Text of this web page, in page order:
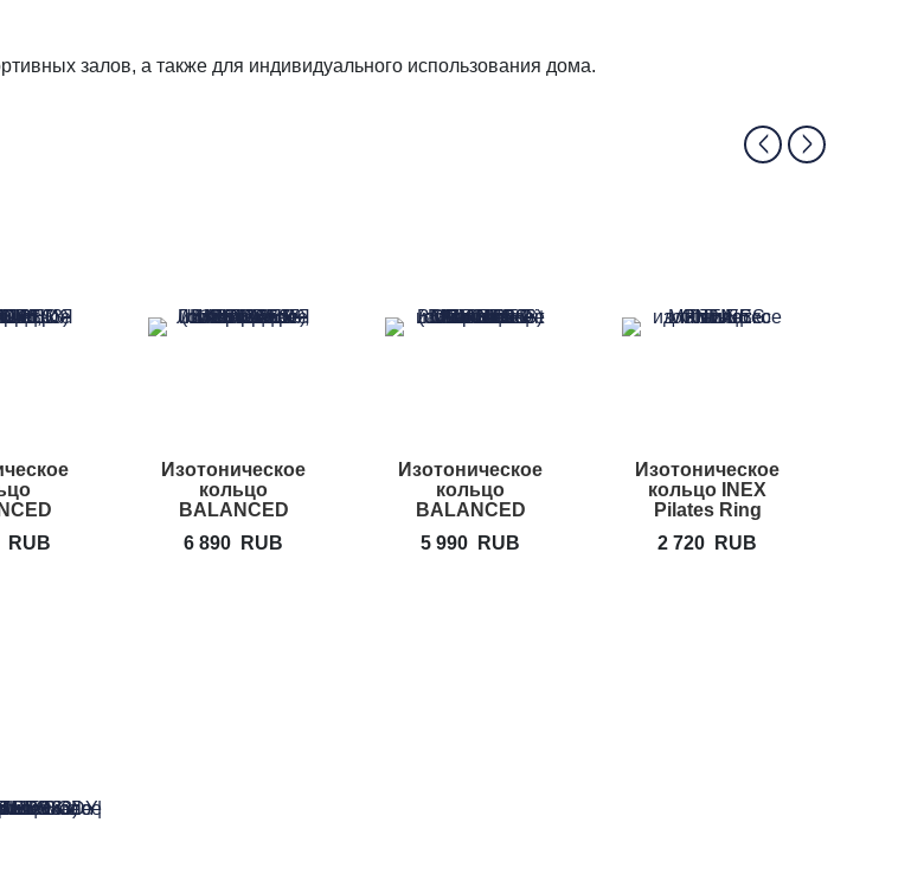
залов, а также для индивидуального использования дома.
RUB
Изотоническое
кольцо
BALANCED
Circle
6 890 RUB
Изотоническое
кольцо
BALANCED
Mini Circle
5 990 RUB
Изотоническое
кольцо INEX
Pilates Ring
2 720
RUB